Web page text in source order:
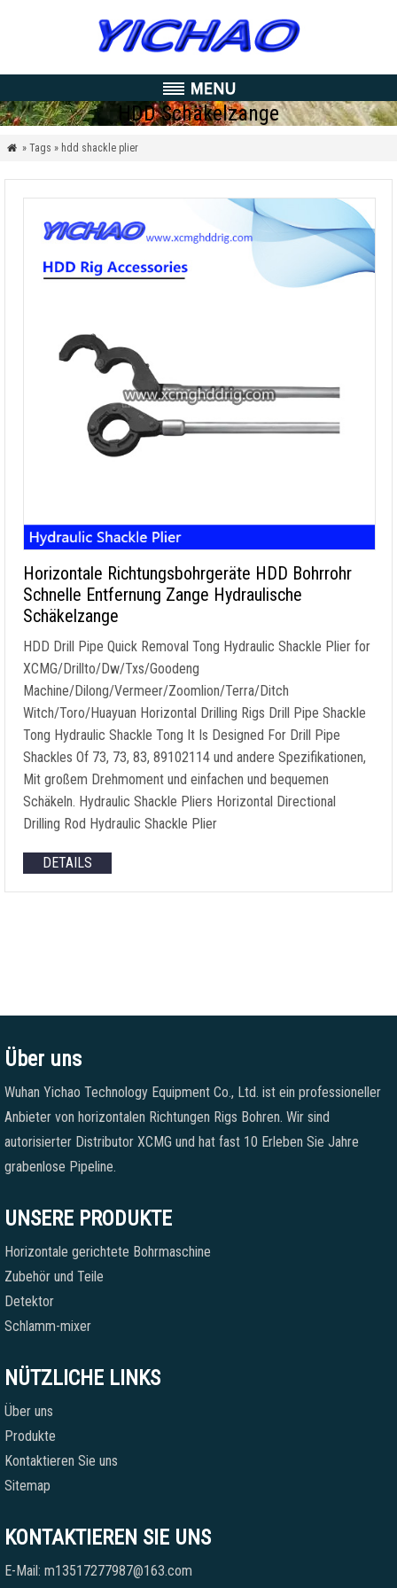
HDD Schäkelzange
 » Tags » hdd shackle plier
Horizontale Richtungsbohrgeräte HDD Bohrrohr
Schnelle Entfernung Zange Hydraulische
Schäkelzange
HDD Drill Pipe Quick Removal Tong Hydraulic Shackle Plier for
XCMG/Drillto/Dw/Txs/Goodeng
Machine/Dilong/Vermeer/Zoomlion/Terra/Ditch
Witch/Toro/Huayuan Horizontal Drilling Rigs Drill Pipe Shackle
Tong Hydraulic Shackle Tong It Is Designed For Drill Pipe
Shackles Of 73, 73, 83, 89102114 und andere Spezifikationen,
Mit großem Drehmoment und einfachen und bequemen
Schäkeln. Hydraulic Shackle Pliers Horizontal Directional
Drilling Rod Hydraulic Shackle Plier
DETAILS
Über uns
Wuhan Yichao Technology Equipment Co., Ltd. ist ein professioneller
Anbieter von horizontalen Richtungen Rigs Bohren. Wir sind
autorisierter Distributor XCMG und hat fast 10 Erleben Sie Jahre
grabenlose Pipeline.
UNSERE PRODUKTE
Horizontale gerichtete Bohrmaschine
Zubehör und Teile
Detektor
Schlamm-mixer
NÜTZLICHE LINKS
Über uns
Produkte
Kontaktieren Sie uns
Sitemap
KONTAKTIEREN SIE UNS
E-Mail: m13517277987@163.com